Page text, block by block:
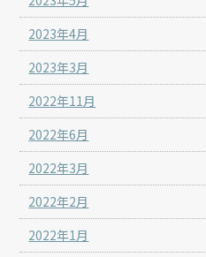
2023年4月
2023年3月
2022年11月
2022年6月
2022年3月
2022年2月
2022年1月